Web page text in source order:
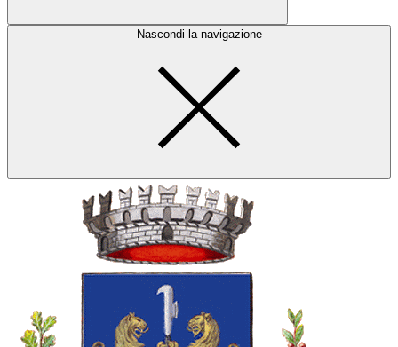
Nascondi la navigazione